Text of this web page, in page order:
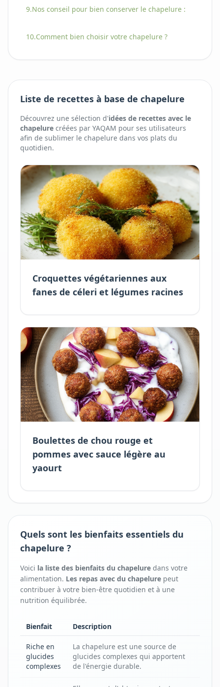
9.Nos conseil pour bien conserver le chapelure :
10.Comment bien choisir votre chapelure ?
Liste de recettes à base de chapelure
Découvrez une sélection d'idées de recettes avec le
chapelure créées par YAQAM pour ses utilisateurs
afin de sublimer le chapelure dans vos plats du
quotidien.
Croquettes végétariennes aux
fanes de céleri et légumes racines
Boulettes de chou rouge et
pommes avec sauce légère au
yaourt
Quels sont les bienfaits essentiels du
chapelure ?
Voici la liste des bienfaits du chapelure dans votre
alimentation. Les repas avec du chapelure peut
contribuer à votre bien-être quotidien et à une
nutrition équilibrée.
Bienfait Description
Riche en
glucides
complexes
La chapelure est une source de
glucides complexes qui apportent
de l'énergie durable.